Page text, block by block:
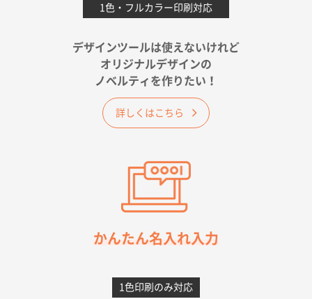
2026年05月25日 15:10
が決め手です
佐賀県A社様
2026年05月23日 16:24
希望の商品（今回発注分）が一番安かったため
ワンポイント箔押し紙袋 M横サイズ(A4対応)
2026年05月21日 12:56
300枚
2026年05月19日 12:05
1色・フルカラー印刷対応
デザインツールは使えないけれど
オリジナルデザインの
ノベルティを作りたい！
詳しくはこちら
かんたん名入れ入力
1色印刷のみ対応